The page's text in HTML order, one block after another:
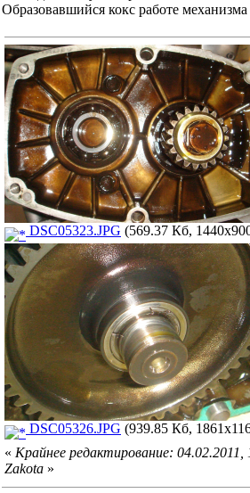
Образовавшийся кокс работе
DSC05323.JPG (569.37 Кб,
DSC05326.JPG (939.85 Кб,
« Крайнее редактирование:
Zakota »